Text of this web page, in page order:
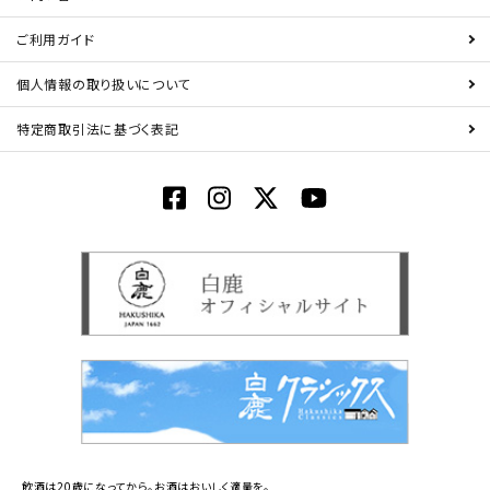
ご利用ガイド
個人情報の取り扱いについて
特定商取引法に基づく表記
飲酒は20歳になってから。お酒はおいしく適量を。